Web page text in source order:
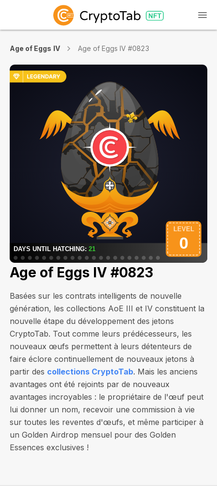
Age of Eggs IV Age of Eggs IV #0823
Age of Eggs IV #0823
Basées sur les contrats intelligents de nouvelle
génération, les collections AoE III et IV constituent la
nouvelle étape du développement des jetons
CryptoTab. Tout comme leurs prédécesseurs, les
nouveaux œufs permettent à leurs détenteurs de
faire éclore continuellement de nouveaux jetons à
partir des collections CryptoTab. Mais les anciens
avantages ont été rejoints par de nouveaux
avantages incroyables : le propriétaire de l'œuf peut
lui donner un nom, recevoir une commission à vie
sur toutes les reventes d'œufs, et même participer à
un Golden Airdrop mensuel pour des Golden
Essences exclusives !